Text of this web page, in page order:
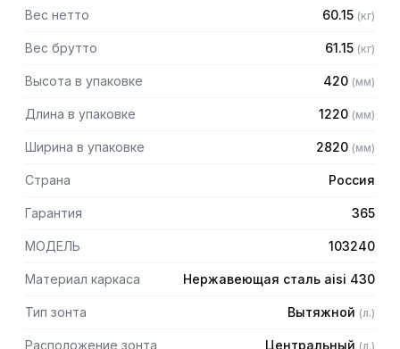
— Вытяжной центральный в форме короба
— Материал: нержавеющая сталь AISI 430 толщиной
— С лабиринтными фильтрами (жироуловителями)
Вес нетто 60.15 (кг)
Вес брутто 61.15 (кг)
Высота в упаковке 420 (мм)
Длина в упаковке 1220 (мм)
Ширина в упаковке 2820 (мм)
Страна Россия
Гарантия 365
МОДЕЛЬ 103240
Материал каркаса Нержавеющая сталь aisi 430
Тип зонта Вытяжной (л.)
Расположение зонта Центральный (л.)